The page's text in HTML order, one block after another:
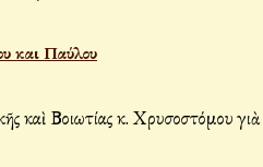
και Παύλου